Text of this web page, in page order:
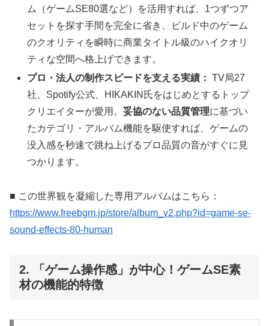
ム（ゲームSE80選など）を活用すれば、1つずつア
セットを探す手間を完全に省き、ビルド中のゲーム
のクオリティを瞬時に商業タイトル級のハイクオリ
ティな空間へ格上げできます。
プロ・法人の制作スピードを支える実績： TV局27
社、Spotify公式、HIKAKIN氏をはじめとするトップ
クリエイターが愛用。妥協のない品質管理に基づい
たカテゴリ・アルバム機能を駆使すれば、ゲームの
没入感を秒速で跳ね上げるプロ品質の音がすぐに見
つかります。
■ この世界観を凝縮した専用アルバムはこちら：
https://www.freebgm.jp/store/album_v2.php?id=game-se-
sound-effects-80-human
2. 「ゲーム操作感」が中心！ゲームSE素
材の機能的特徴